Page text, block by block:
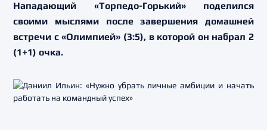
Нападающий «Торпедо-Горький» поделился
своими мыслями после завершения домашней
встречи с «Олимпией» (3:5), в которой он набрал 2
(1+1) очка.